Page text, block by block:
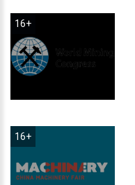
16+
16+